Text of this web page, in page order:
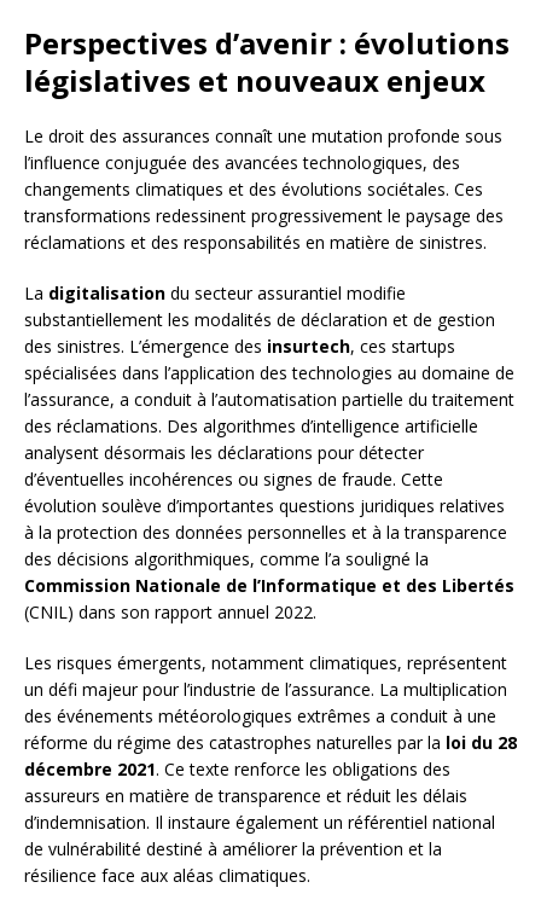
Perspectives d’avenir : évolutions
législatives et nouveaux enjeux
Le droit des assurances connaît une mutation profonde sous
l’influence conjuguée des avancées technologiques, des
changements climatiques et des évolutions sociétales. Ces
transformations redessinent progressivement le paysage des
réclamations et des responsabilités en matière de sinistres.
La digitalisation du secteur assurantiel modifie
substantiellement les modalités de déclaration et de gestion
des sinistres. L’émergence des insurtech, ces startups
spécialisées dans l’application des technologies au domaine de
l’assurance, a conduit à l’automatisation partielle du traitement
des réclamations. Des algorithmes d’intelligence artificielle
analysent désormais les déclarations pour détecter
d’éventuelles incohérences ou signes de fraude. Cette
évolution soulève d’importantes questions juridiques relatives
à la protection des données personnelles et à la transparence
des décisions algorithmiques, comme l’a souligné la
Commission Nationale de l’Informatique et des Libertés
(CNIL) dans son rapport annuel 2022.
Les risques émergents, notamment climatiques, représentent
un défi majeur pour l’industrie de l’assurance. La multiplication
des événements météorologiques extrêmes a conduit à une
réforme du régime des catastrophes naturelles par la loi du 28
décembre 2021. Ce texte renforce les obligations des
assureurs en matière de transparence et réduit les délais
d’indemnisation. Il instaure également un référentiel national
de vulnérabilité destiné à améliorer la prévention et la
résilience face aux aléas climatiques.